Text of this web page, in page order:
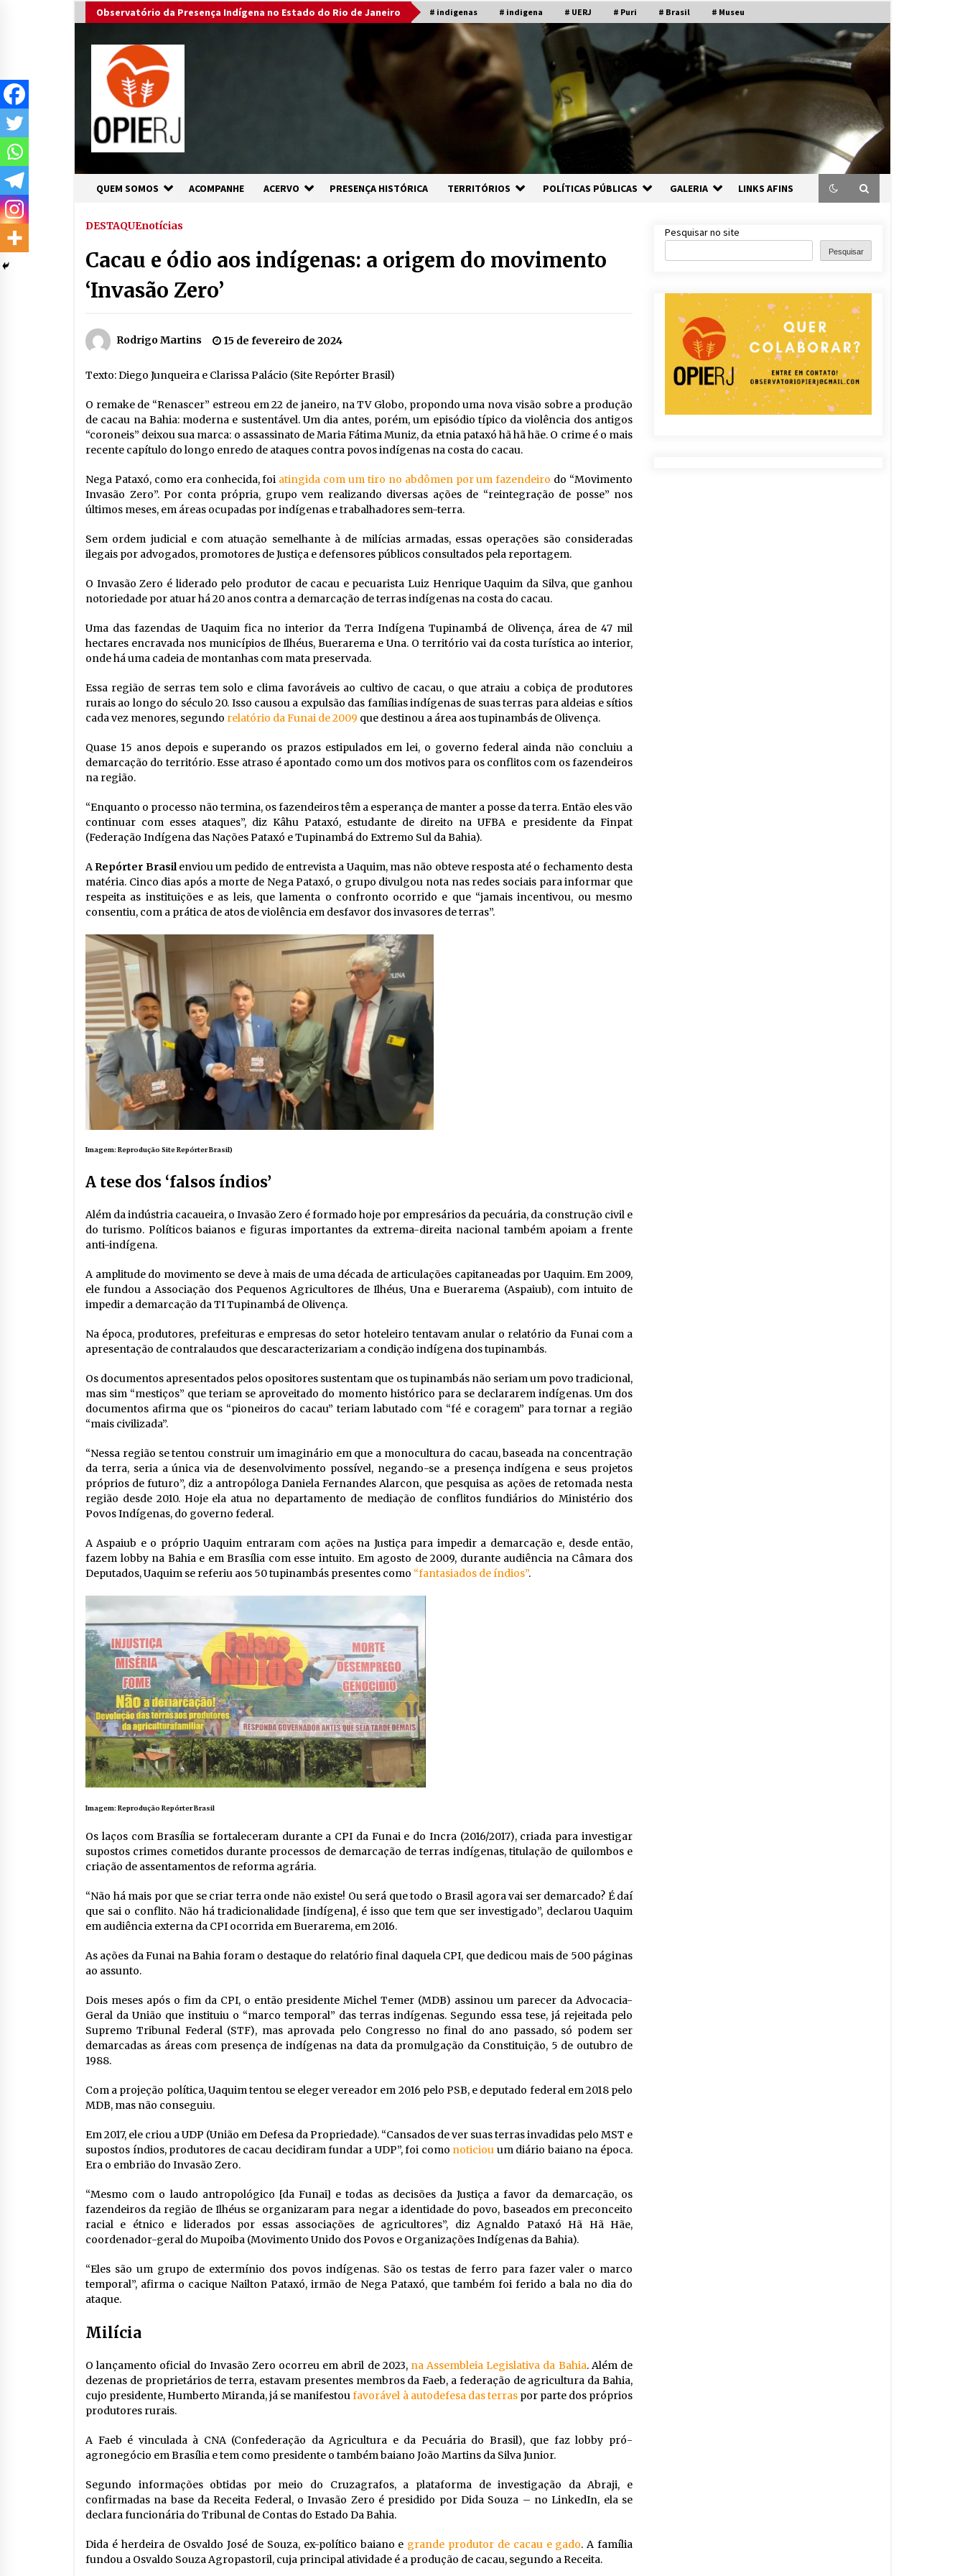
to
Observatório da Presença Indígena no Estado do Rio de Janeiro # indigenas # indigena # UERJ # Puri # Brasil # Museu
QUEM SOMOS ACOMPANHE ACERVO PRESENÇA HISTÓRICA TERRITÓRIOS POLÍTICAS PÚBLICAS GALERIA LINKS AFINS
DESTAQUEnotícias
Cacau e ódio aos indígenas: a origem do movimento
‘Invasão Zero’
Rodrigo Martins 15 de fevereiro de 2024
Texto: Diego Junqueira e Clarissa Palácio (Site Repórter Brasil)
O remake de “Renascer” estreou em 22 de janeiro, na TV Globo, propondo uma nova visão sobre a produção
de cacau na Bahia: moderna e sustentável. Um dia antes, porém, um episódio típico da violência dos antigos
“coroneis” deixou sua marca: o assassinato de Maria Fátima Muniz, da etnia pataxó hã hã hãe. O crime é o mais
recente capítulo do longo enredo de ataques contra povos indígenas na costa do cacau.
Nega Pataxó, como era conhecida, foi atingida com um tiro no abdômen por um fazendeiro do “Movimento
Invasão Zero”. Por conta própria, grupo vem realizando diversas ações de “reintegração de posse” nos
últimos meses, em áreas ocupadas por indígenas e trabalhadores sem-terra.
Sem ordem judicial e com atuação semelhante à de milícias armadas, essas operações são consideradas
ilegais por advogados, promotores de Justiça e defensores públicos consultados pela reportagem.
O Invasão Zero é liderado pelo produtor de cacau e pecuarista Luiz Henrique Uaquim da Silva, que ganhou
notoriedade por atuar há 20 anos contra a demarcação de terras indígenas na costa do cacau.
Uma das fazendas de Uaquim fica no interior da Terra Indígena Tupinambá de Olivença, área de 47 mil
hectares encravada nos municípios de Ilhéus, Buerarema e Una. O território vai da costa turística ao interior,
onde há uma cadeia de montanhas com mata preservada.
Essa região de serras tem solo e clima favoráveis ao cultivo de cacau, o que atraiu a cobiça de produtores
rurais ao longo do século 20. Isso causou a expulsão das famílias indígenas de suas terras para aldeias e sítios
cada vez menores, segundo relatório da Funai de 2009 que destinou a área aos tupinambás de Olivença.
Quase 15 anos depois e superando os prazos estipulados em lei, o governo federal ainda não concluiu a
demarcação do território. Esse atraso é apontado como um dos motivos para os conflitos com os fazendeiros
na região.
“Enquanto o processo não termina, os fazendeiros têm a esperança de manter a posse da terra. Então eles vão
continuar com esses ataques”, diz Kâhu Pataxó, estudante de direito na UFBA e presidente da Finpat
(Federação Indígena das Nações Pataxó e Tupinambá do Extremo Sul da Bahia).
A Repórter Brasilenviou um pedido de entrevista a Uaquim, mas não obteve resposta até o fechamento desta
matéria. Cinco dias após a morte de Nega Pataxó, o grupo divulgou nota nas redes sociais para informar que
respeita as instituições e as leis, que lamenta o confronto ocorrido e que “jamais incentivou, ou mesmo
consentiu, com a prática de atos de violência em desfavor dos invasores de terras”.
Imagem: Reprodução Site Repórter Brasil)
A tese dos ‘falsos índios’
Além da indústria cacaueira, o Invasão Zero é formado hoje por empresários da pecuária, da construção civil e
do turismo. Políticos baianos e figuras importantes da extrema-direita nacional também apoiam a frente
anti-indígena.
A amplitude do movimento se deve à mais de uma década de articulações capitaneadas por Uaquim. Em 2009,
ele fundou a Associação dos Pequenos Agricultores de Ilhéus, Una e Buerarema (Aspaiub), com intuito de
impedir a demarcação da TI Tupinambá de Olivença.
Na época, produtores, prefeituras e empresas do setor hoteleiro tentavam anular o relatório da Funai com a
apresentação de contralaudos que descaracterizariam a condição indígena dos tupinambás.
Os documentos apresentados pelos opositores sustentam que os tupinambás não seriam um povo tradicional,
mas sim “mestiços” que teriam se aproveitado do momento histórico para se declararem indígenas. Um dos
documentos afirma que os “pioneiros do cacau” teriam labutado com “fé e coragem” para tornar a região
“mais civilizada”.
“Nessa região se tentou construir um imaginário em que a monocultura do cacau, baseada na concentração
da terra, seria a única via de desenvolvimento possível, negando-se a presença indígena e seus projetos
próprios de futuro”, diz a antropóloga Daniela Fernandes Alarcon, que pesquisa as ações de retomada nesta
região desde 2010. Hoje ela atua no departamento de mediação de conflitos fundiários do Ministério dos
Povos Indígenas, do governo federal.
A Aspaiub e o próprio Uaquim entraram com ações na Justiça para impedir a demarcação e, desde então,
fazem lobby na Bahia e em Brasília com esse intuito. Em agosto de 2009, durante audiência na Câmara dos
Deputados, Uaquim se referiu aos 50 tupinambás presentes como “fantasiados de índios”.
Imagem: Reprodução Repórter Brasil
Os laços com Brasília se fortaleceram durante a CPI da Funai e do Incra (2016/2017), criada para investigar
supostos crimes cometidos durante processos de demarcação de terras indígenas, titulação de quilombos e
criação de assentamentos de reforma agrária.
“Não há mais por que se criar terra onde não existe! Ou será que todo o Brasil agora vai ser demarcado? É daí
que sai o conflito. Não há tradicionalidade [indígena], é isso que tem que ser investigado”, declarou Uaquim
em audiência externa da CPI ocorrida em Buerarema, em 2016.
As ações da Funai na Bahia foram o destaque do relatório final daquela CPI, que dedicou mais de 500 páginas
ao assunto.
Dois meses após o fim da CPI, o então presidente Michel Temer (MDB) assinou um parecer da Advocacia-
Geral da União que instituiu o “marco temporal” das terras indígenas. Segundo essa tese, já rejeitada pelo
Supremo Tribunal Federal (STF), mas aprovada pelo Congresso no final do ano passado, só podem ser
demarcadas as áreas com presença de indígenas na data da promulgação da Constituição, 5 de outubro de
1988.
Com a projeção política, Uaquim tentou se eleger vereador em 2016 pelo PSB, e deputado federal em 2018 pelo
MDB, mas não conseguiu.
Em 2017, ele criou a UDP (União em Defesa da Propriedade). “Cansados de ver suas terras invadidas pelo MST e
supostos índios, produtores de cacau decidiram fundar a UDP”, foi como noticiou um diário baiano na época.
Era o embrião do Invasão Zero.
“Mesmo com o laudo antropológico [da Funai] e todas as decisões da Justiça a favor da demarcação, os
fazendeiros da região de Ilhéus se organizaram para negar a identidade do povo, baseados em preconceito
racial e étnico e liderados por essas associações de agricultores”, diz Agnaldo Pataxó Hã Hã Hãe,
coordenador-geral do Mupoiba (Movimento Unido dos Povos e Organizações Indígenas da Bahia).
“Eles são um grupo de extermínio dos povos indígenas. São os testas de ferro para fazer valer o marco
temporal”, afirma o cacique Nailton Pataxó, irmão de Nega Pataxó, que também foi ferido a bala no dia do
ataque.
Milícia
O lançamento oficial do Invasão Zero ocorreu em abril de 2023, na Assembleia Legislativa da Bahia. Além de
dezenas de proprietários de terra, estavam presentes membros da Faeb, a federação de agricultura da Bahia,
cujo presidente, Humberto Miranda, já se manifestoufavorável à autodefesa das terraspor parte dos próprios
produtores rurais.
A Faeb é vinculada à CNA (Confederação da Agricultura e da Pecuária do Brasil), que faz lobby pró-
agronegócio em Brasília e tem como presidente o também baiano João Martins da Silva Junior.
Segundo informações obtidas por meio do Cruzagrafos, a plataforma de investigação da Abraji, e
confirmadas na base da Receita Federal, o Invasão Zero é presidido por Dida Souza – no LinkedIn, ela se
declara funcionária do Tribunal de Contas do Estado Da Bahia.
Dida é herdeira de Osvaldo José de Souza, ex-político baiano e grande produtor de cacau e gado. A família
fundou a Osvaldo Souza Agropastoril, cuja principal atividade é a produção de cacau, segundo a Receita.
Pesquisar no site
Pesquisar